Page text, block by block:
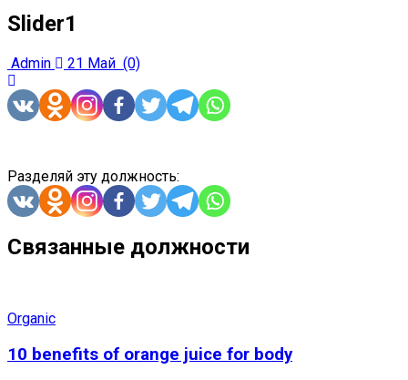
Slider1
Admin 21 Май (0)
Разделяй эту должность:
Связанные должности
Organic
10 benefits of orange juice for body